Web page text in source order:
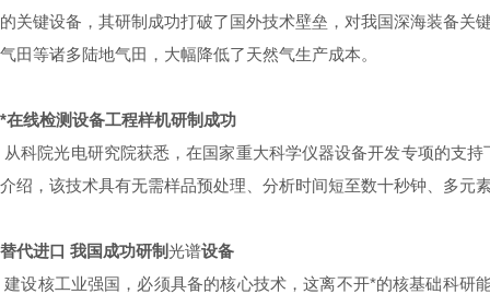
的关键设备，其研制成功打破了国外技术壁垒，对我国深海装备
气田等诸多陆地气田，大幅降低了天然气生产成本。
*在线检测设备工程样机研制成功
从科院光电研究院获悉，在国家重大科学仪器设备开发专项的支
介绍，该技术具有无需样品预处理、分析时间短至数十秒钟、多元
替代进口 我国成功研制光谱设备
建设核工业强国，必须具备的核心技术，这离不开*的核基础科研